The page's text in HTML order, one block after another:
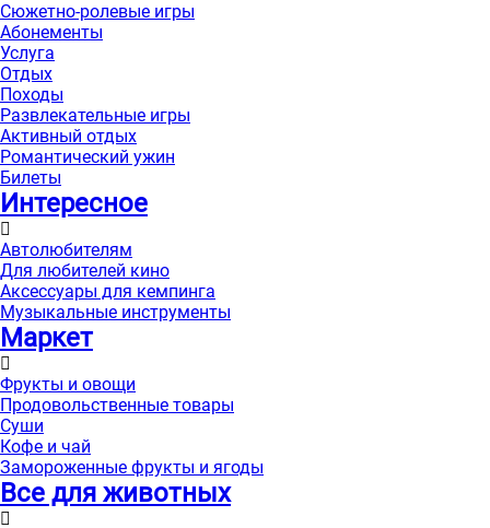
Сюжетно-ролевые игры
Абонементы
Услуга
Отдых
Походы
Развлекательные игры
Активный отдых
Романтический ужин
Билеты
Интересноe
Автолюбителям
Для любителей кино
Аксессуары для кемпинга
Музыкальные инструменты
Маркет
Фрукты и овощи
Продовольственные товары
Суши
Кофе и чай
Замороженные фрукты и ягоды
Все для животных